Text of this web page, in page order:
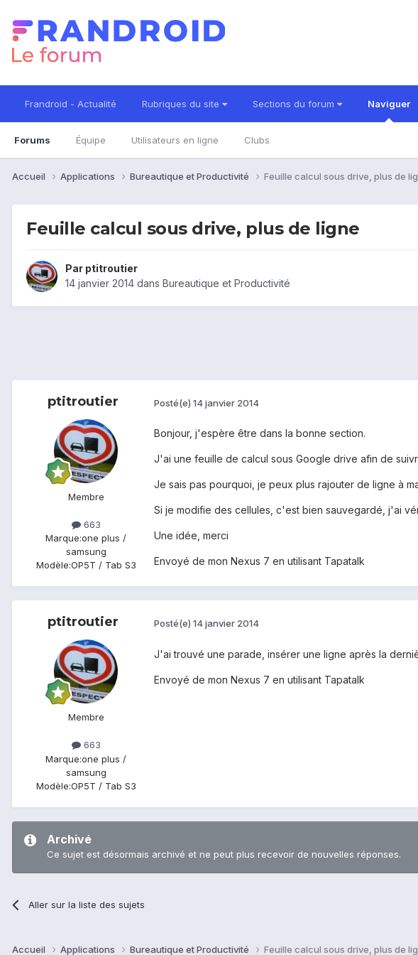
Frandroid - Actualité Rubriques du site Sections du forum Naviguer
Forums Équipe Utilisateurs en ligne Clubs
Accueil Applications Bureautique et Productivité Feuille calcul sous drive, plus de
Feuille calcul sous drive, plus de ligne
Par ptitroutier
14 janvier 2014 dans Bureautique et Productivité
ptitroutier
Membre
663
Marque:one plus /
samsung
Modèle:OP5T / Tab S3
Posté(e) 14 janvier 2014
Bonjour, j'espère être dans la bonne section.
J'ai une feuille de calcul sous Google drive afin de
Je sais pas pourquoi, je peux plus rajouter de ligne à
Si je modifie des cellules, c'est bien sauvegardé, j'ai
Une idée, merci
Envoyé de mon Nexus 7 en utilisant Tapatalk
ptitroutier
Membre
663
Marque:one plus /
samsung
Modèle:OP5T / Tab S3
Posté(e) 14 janvier 2014
J'ai trouvé une parade, insérer une ligne après la
Envoyé de mon Nexus 7 en utilisant Tapatalk
Archivé
Ce sujet est désormais archivé et ne peut plus recevoir de nouvelles réponses.
Aller sur la liste des sujets
Accueil Applications Bureautique et Productivité Feuille calcul sous drive, plus de